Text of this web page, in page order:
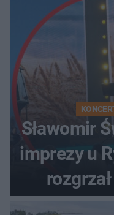
Sławomir
imprezy u